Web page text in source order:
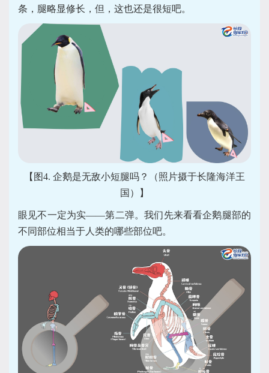
条，腿略显修长，但，这也还是很短吧。
【图4. 企鹅是无敌小短腿吗？（照片摄于长隆海洋王
国）】
眼见不一定为实——第二弹。我们先来看看企鹅腿部的
不同部位相当于人类的哪些部位吧。